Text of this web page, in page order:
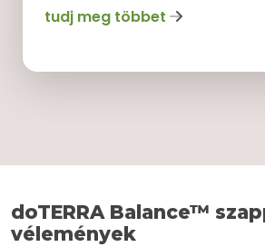
tudj meg többet
doTERRA Balance™
vélemények